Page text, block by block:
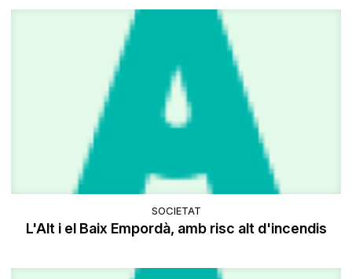
SOCIETAT
L'Alt i el Baix Empordà, amb risc alt d'incendis